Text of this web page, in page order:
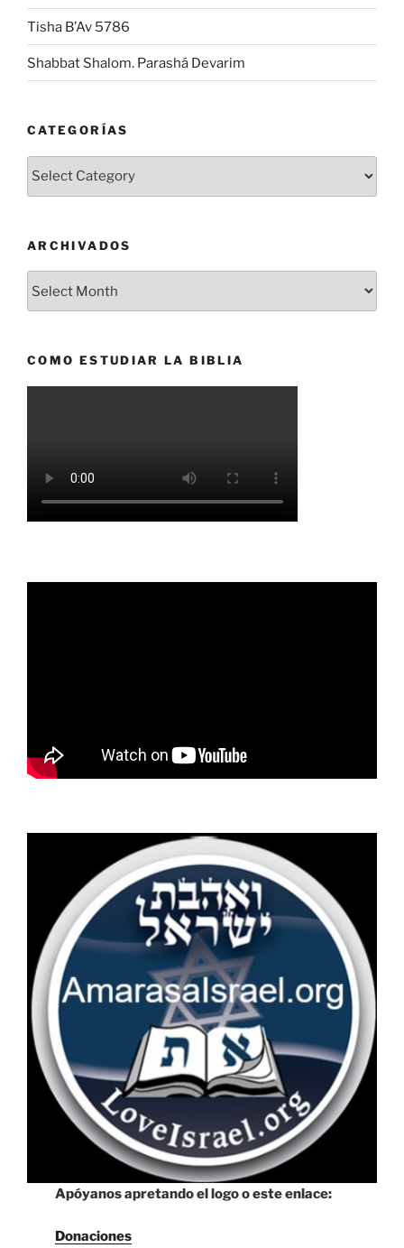
Tisha B’Av 5786
Shabbat Shalom. Parashá Devarim
CATEGORÍAS
Categorías
ARCHIVADOS
COMO ESTUDIAR LA BIBLIA
Apóyanos apretando el logo o este enlace:
Donaciones